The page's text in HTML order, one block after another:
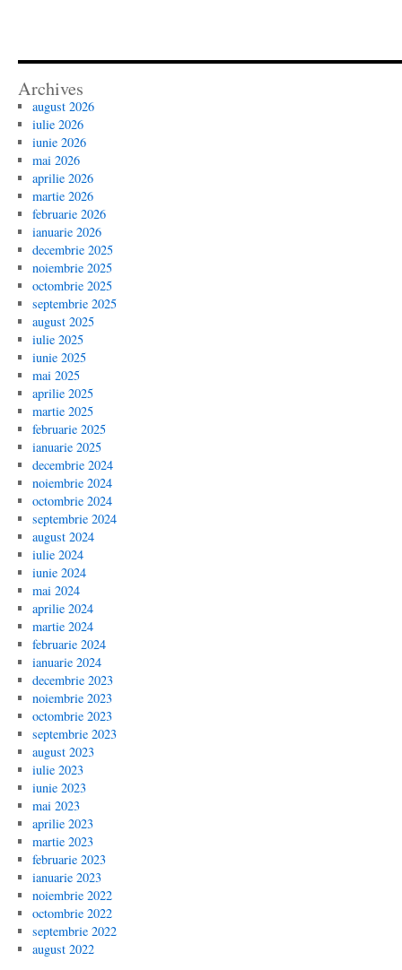
Archives
august 2026
iulie 2026
iunie 2026
mai 2026
aprilie 2026
martie 2026
februarie 2026
ianuarie 2026
decembrie 2025
noiembrie 2025
octombrie 2025
septembrie 2025
august 2025
iulie 2025
iunie 2025
mai 2025
aprilie 2025
martie 2025
februarie 2025
ianuarie 2025
decembrie 2024
noiembrie 2024
octombrie 2024
septembrie 2024
august 2024
iulie 2024
iunie 2024
mai 2024
aprilie 2024
martie 2024
februarie 2024
ianuarie 2024
decembrie 2023
noiembrie 2023
octombrie 2023
septembrie 2023
august 2023
iulie 2023
iunie 2023
mai 2023
aprilie 2023
martie 2023
februarie 2023
ianuarie 2023
noiembrie 2022
octombrie 2022
septembrie 2022
august 2022